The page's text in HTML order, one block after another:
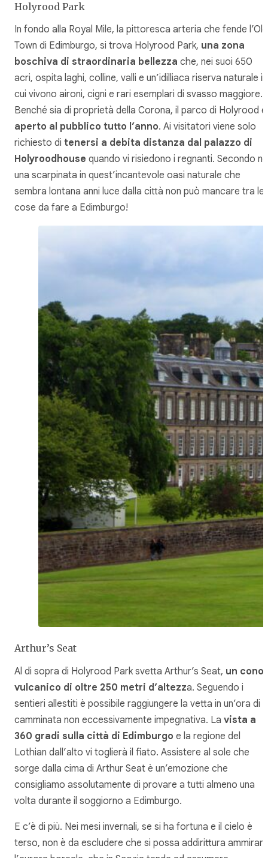
Holyrood Park
In fondo alla Royal Mile, la pittoresca arteria che fende l’Old
Town di Edimburgo, si trova Holyrood Park, una zona
boschiva di straordinaria bellezza che, nei suoi 650
acri, ospita laghi, colline, valli e un’idilliaca riserva naturale in
cui vivono aironi, cigni e rari esemplari di svasso maggiore.
Benché sia di proprietà della Corona, il parco di Holyrood è
aperto al pubblico tutto l’anno. Ai visitatori viene solo
richiesto di tenersi a debita distanza dal palazzo di
Holyroodhouse quando vi risiedono i regnanti. Secondo
una scarpinata in quest’incantevole oasi naturale che
sembra lontana anni luce dalla città non può mancare tra le
cose da fare a Edimburgo!
Arthur’s Seat
Al di sopra di Holyrood Park svetta Arthur’s Seat, un cono
vulcanico di oltre 250 metri d’altezza. Seguendo i
sentieri allestiti è possibile raggiungere la vetta in un’ora di
camminata non eccessivamente impegnativa. La vista a
360 gradi sulla città di Edimburgo e la regione del
Lothian dall’alto vi toglierà il fiato. Assistere al sole che
sorge dalla cima di Arthur Seat è un’emozione che
consigliamo assolutamente di provare a tutti almeno una
volta durante il soggiorno a Edimburgo.
E c’è di più. Nei mesi invernali, se si ha fortuna e il cielo è
terso, non è da escludere che si possa addirittura ammirare